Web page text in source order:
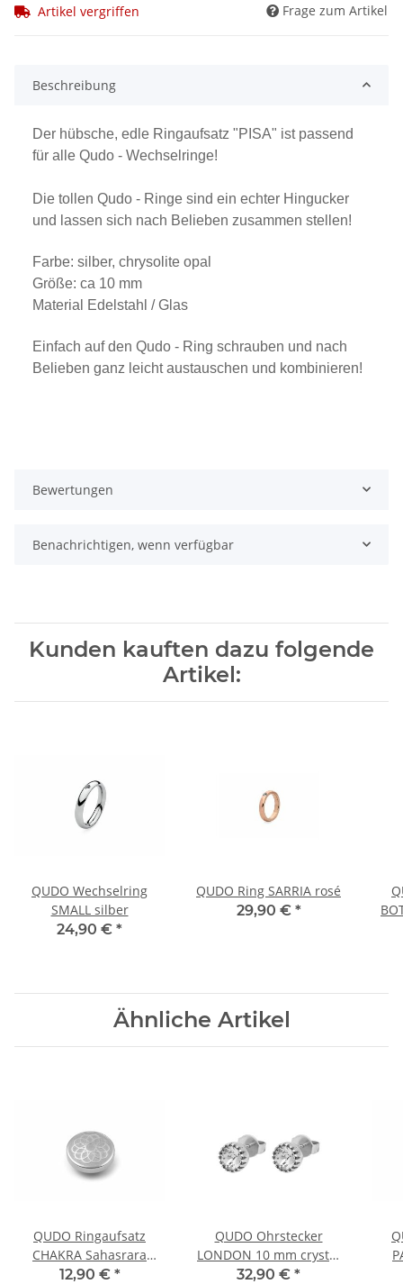
Artikel vergriffen Frage zum Artikel
Beschreibung
Der hübsche, edle Ringaufsatz "PISA" ist passend
für alle Qudo - Wechselringe!
Die tollen Qudo - Ringe sind ein echter Hingucker
und lassen sich nach Belieben zusammen stellen!
Farbe: silber, chrysolite opal
Größe: ca 10 mm
Material Edelstahl / Glas
Einfach auf den Qudo - Ring schrauben und nach
Belieben ganz leicht austauschen und kombinieren!
Bewertungen
Benachrichtigen, wenn verfügbar
Kunden kauften dazu folgende
Artikel:
QUDO Wechselring
SMALL silber
24,90 € *
QUDO Ring SARRIA rosé
29,90 € *
Ähnliche Artikel
QUDO Ringaufsatz
CHAKRA Sahasrara
silber
12,90 € *
QUDO Ohrstecker
LONDON 10 mm crystal
Edelstahl silberfarben
32,90 € *